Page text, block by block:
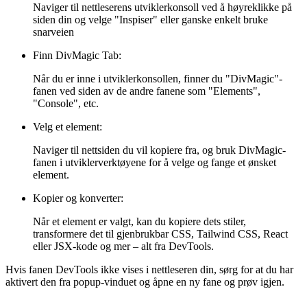
Naviger til nettleserens utviklerkonsoll ved å høyreklikke på
siden din og velge "Inspiser" eller ganske enkelt bruke
snarveien
Finn DivMagic Tab:
Når du er inne i utviklerkonsollen, finner du "DivMagic"-
fanen ved siden av de andre fanene som "Elements",
"Console", etc.
Velg et element:
Naviger til nettsiden du vil kopiere fra, og bruk DivMagic-
fanen i utviklerverktøyene for å velge og fange et ønsket
element.
Kopier og konverter:
Når et element er valgt, kan du kopiere dets stiler,
transformere det til gjenbrukbar CSS, Tailwind CSS, React
eller JSX-kode og mer – alt fra DevTools.
Hvis fanen DevTools ikke vises i nettleseren din, sørg for at du har
aktivert den fra popup-vinduet og åpne en ny fane og prøv igjen.